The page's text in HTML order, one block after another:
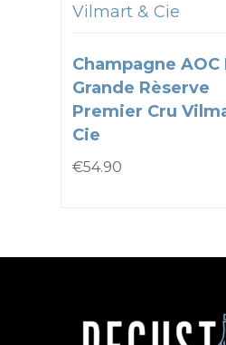
Vilmart & Cie
Champagne
Grande Rèserve
Premier Cru
Cie
€54.90